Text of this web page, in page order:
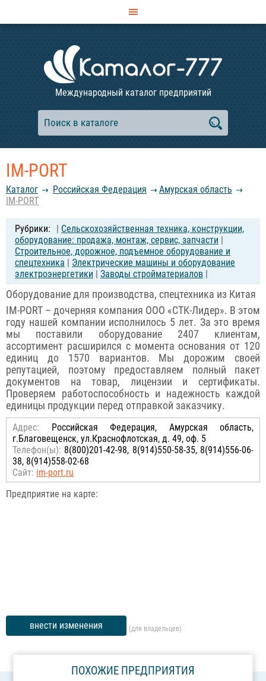
Международный каталог предприятий
IM-PORT
Каталог Российcкая Федерация
Амурская область
IM-PORT
| Сельскохозяйственная техника, конструкции,
оборудование: продажа, монтаж, сервис, запчасти |
Строительное, дорожное, подъемное оборудование и
спецтехника | Электрические машины и оборудование
электроэнергетики | Заводы стройматериалов |
Оборудование для производства, спецтехника из Китая
IM-PORT – дочерняя компания ООО «СТК-Лидер». В этом
году нашей компании исполнилось 5 лет. За это время
мы поставили оборудование 2407 клиентам,
ассортимент расширился с момента основания от 120
единиц до 1570 вариантов. Мы дорожим своей
репутацией, поэтому предоставляем полный пакет
документов на товар, лицензии и сертификаты.
Проверяем работоспособность и надежность каждой
единицы продукции перед отправкой заказчику.
Адрес: Российcкая Федерация, Амурская область,
г.Благовещенск, ул.Краснофлотская, д. 49, оф. 5
Телефон(ы): 8(800)201-42-98, 8(914)550-58-35, 8(914)556-06-
38, 8(914)558-02-68
Сайт: im-port.ru
Предприятие на карте:
внести изменения (для владельцев)
ПОХОЖИЕ ПРЕДПРИЯТИЯ